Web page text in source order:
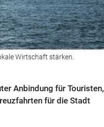
Wirtschaft stärken.
Anbindung für Touristen,
für die Stadt